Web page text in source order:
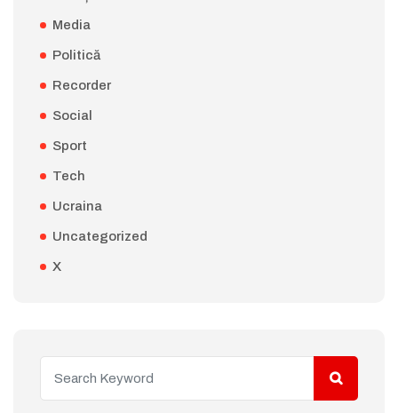
Media
Politică
Recorder
Social
Sport
Tech
Ucraina
Uncategorized
X